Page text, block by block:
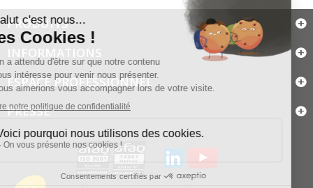
PRODUITS
INFORMATIONS
ESPACE PROFESSIONNEL
PRESSE